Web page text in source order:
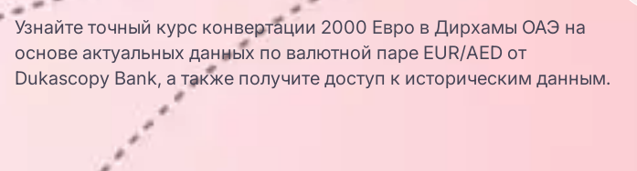
Узнайте точный курс конвертации 2000 Евро в Дирхамы ОАЭ на
основе актуальных данных по валютной паре EUR/AED от
Dukascopy Bank, а также получите доступ к историческим данным.